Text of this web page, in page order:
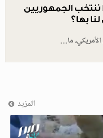
ننتخب الجمهوريين
بها؟
الأمريكي، ما…
المزيد